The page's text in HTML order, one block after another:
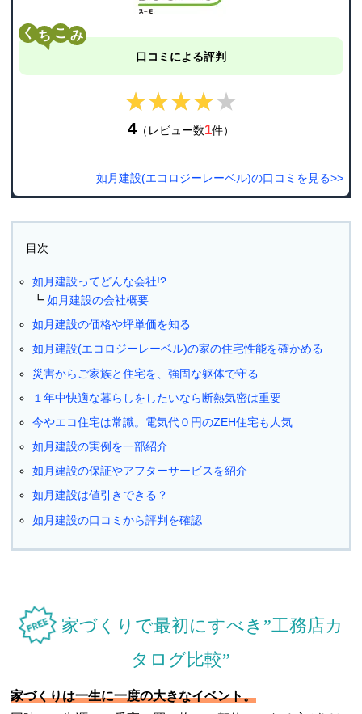
く こ
口コミによる評判
★★★★★
★★★★★
4 （レビュー数1件）
如月建設(エコロジーレーベル)の口コミを見る>>
目次
如月建設ってどんな会社!?
如月建設の会社概要
如月建設の価格や坪単価を知る
如月建設(エコロジーレーベル)の家の住宅性能を確かめる
災害からご家族と住宅を、強固な躯体で守る
１年中快適な暮らしをしたいなら断熱気密は重要
今やエコ住宅は常識。電気代０円のZEH住宅も人気
如月建設の実例を一部紹介
如月建設の保証やアフターサービスを紹介
如月建設は値引きできる？
如月建設の口コミから評判を確認